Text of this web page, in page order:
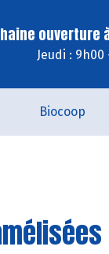
ouverture
Jeudi : 9h00
Biocoop